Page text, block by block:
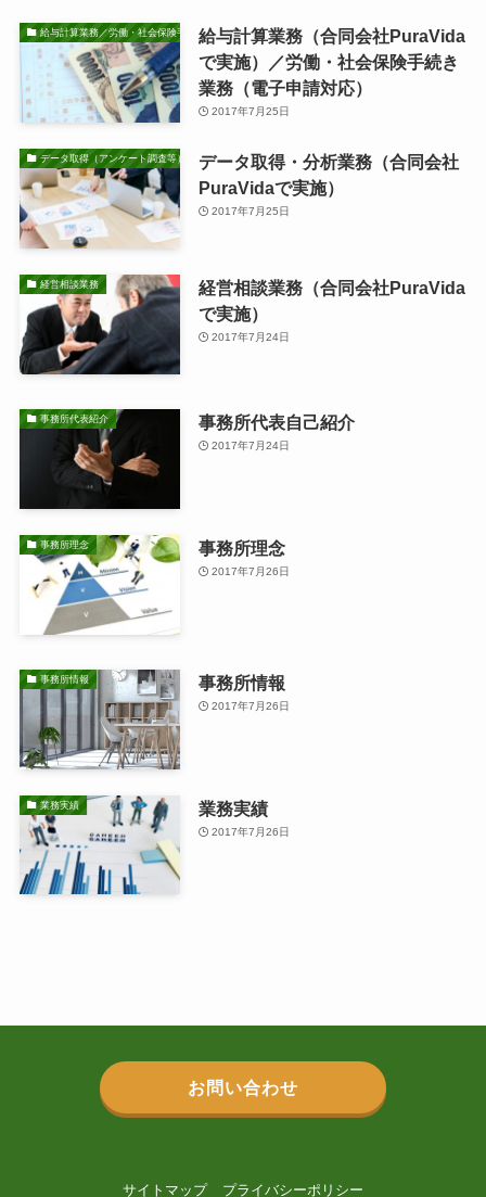
給与計算業務／労働・社会保険手続き業務給与計算業務（合同会社PuraVida
で実施）／労働・社会保険手続き
業務（電子申請対応）
2017年7月25日
データ取得（アンケート調査等）・分析業務データ取得・分析業務（合同会社
PuraVidaで実施）
2017年7月25日
経営相談業務
経営相談業務（合同会社PuraVida
で実施）
2017年7月24日
事務所代表紹介 事務所代表自己紹介
2017年7月24日
事務所理念 事務所理念
2017年7月26日
事務所情報 事務所情報
2017年7月26日
業務実績 業務実績
2017年7月26日
お問い合わせ
サイトマップ プライバシーポリシー